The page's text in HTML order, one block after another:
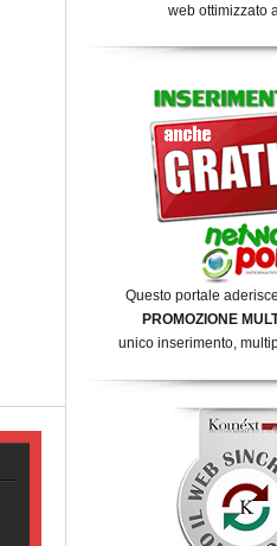
web ottimizzato
Questo portale
PROMOZIONE
unico inserimento,